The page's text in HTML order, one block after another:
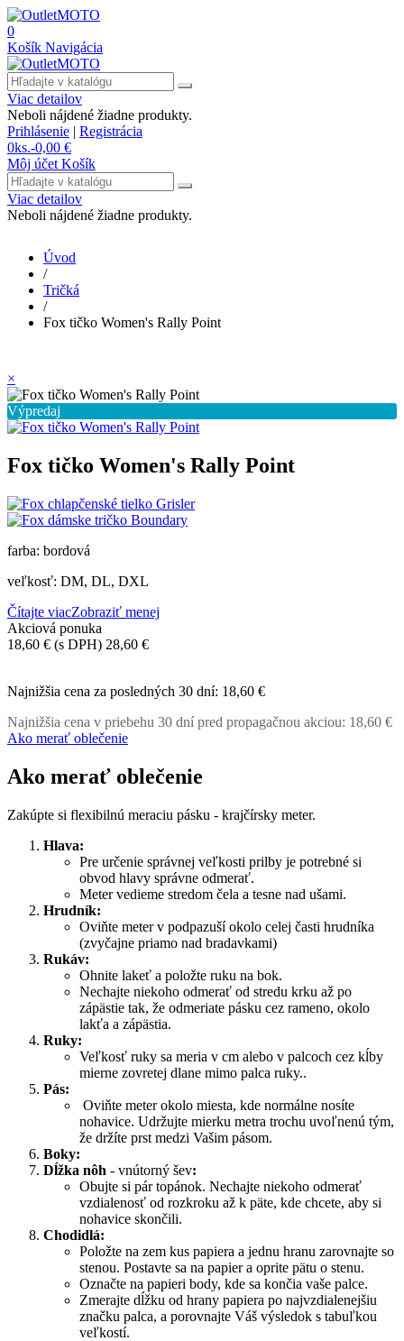
0
Košík Navigácia
Viac detailov
Neboli nájdené žiadne produkty.
Prihlásenie | Registrácia
0ks.-0,00 €
Môj účet Košík
Viac detailov
Neboli nájdené žiadne produkty.
Úvod
/
Tričká
/
Fox tičko Women's Rally Point
×
Výpredaj
Fox tičko Women's Rally Point
farba: bordová
veľkosť: DM, DL, DXL
Čítajte viacZobraziť menej
Akciová ponuka
18,60 € (s DPH) 28,60 €
Najnižšia cena za posledných 30 dní: 18,60 €
Najnižšia cena v priebehu 30 dní pred propagačnou akciou: 18,60 €
Ako merať oblečenie
Ako merať oblečenie
Zakúpte si flexibilnú meraciu pásku - krajčírsky meter.
Hlava:
Pre určenie správnej veľkosti prilby je potrebné si
obvod hlavy správne odmerať.
Meter vedieme stredom čela a tesne nad ušami.
Hrudník:
Oviňte meter v podpazuší okolo celej časti hrudníka
(zvyčajne priamo nad bradavkami)
Rukáv:
Ohnite lakeť a položte ruku na bok.
Nechajte niekoho odmerať od stredu krku až po
zápästie tak, že odmeriate pásku cez rameno, okolo
lakťa a zápästia.
Ruky:
Veľkosť ruky sa meria v cm alebo v palcoch cez kĺby
mierne zovretej dlane mimo palca ruky..
Pás:
Oviňte meter okolo miesta, kde normálne nosíte
nohavice. Udržujte mierku metra trochu uvoľnenú tým,
že držíte prst medzi Vašim pásom.
Boky:
Dĺžka nôh - vnútorný šev:
Obujte si pár topánok. Nechajte niekoho odmerať
vzdialenosť od rozkroku až k päte, kde chcete, aby si
nohavice skončili.
Chodidlá:
Položte na zem kus papiera a jednu hranu zarovnajte so
stenou. Postavte sa na papier a oprite pätu o stenu.
Označte na papieri body, kde sa končia vaše palce.
Zmerajte dĺžku od hrany papiera po najvzdialenejšiu
značku palca, a porovnajte Váš výsledok s tabuľkou
veľkostí.